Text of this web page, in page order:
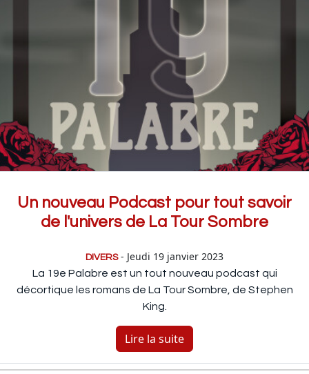
Un nouveau Podcast pour tout savoir
de l'univers de La Tour Sombre
DIVERS- Jeudi 19 janvier 2023
La 19e Palabre est un tout nouveau podcast qui
décortique les romans de La Tour Sombre, de Stephen
King.
Lire la suite